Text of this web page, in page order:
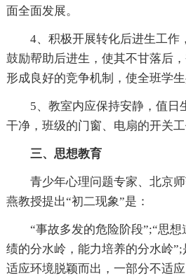
面全面发展。
4、积极开展转化后进生工作
鼓励帮助后进生，使其不甘落后
形成良好的竞争机制，使全班学生
5、教室内应保持安静，值日
干净，班级的门窗、电扇的开关工
三、思想教育
青少年心理问题专家、北京
燕教授提出“初二现象”是：
“事故多发的危险阶段”;“思
绩的分水岭，能力培养的分水岭
适应环境脱颖而出，一部分不适